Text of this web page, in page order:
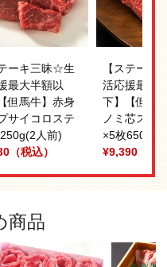
テーキ三昧☆生
最大半額以
但馬牛】赤身
サイコロステ
人前)
（税込）
【ステーキ
活応援最大
下】【但馬
ノミ芯ステ
×5枚650g(5
¥9,390
商品